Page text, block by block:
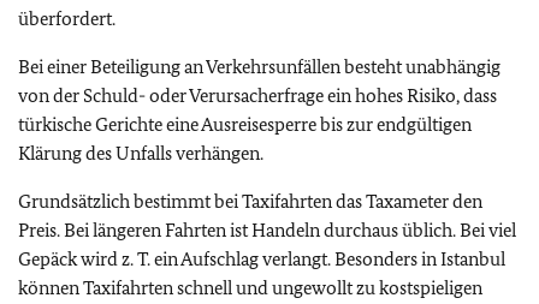
überfordert.
Bei einer Beteiligung an Verkehrsunfällen besteht unabhängig
von der Schuld- oder Verursacherfrage ein hohes Risiko, dass
türkische Gerichte eine Ausreisesperre bis zur endgültigen
Klärung des Unfalls verhängen.
Grundsätzlich bestimmt bei Taxifahrten das Taxameter den
Preis. Bei längeren Fahrten ist Handeln durchaus üblich. Bei viel
Gepäck wird z. T. ein Aufschlag verlangt. Besonders in Istanbul
können Taxifahrten schnell und ungewollt zu kostspieligen